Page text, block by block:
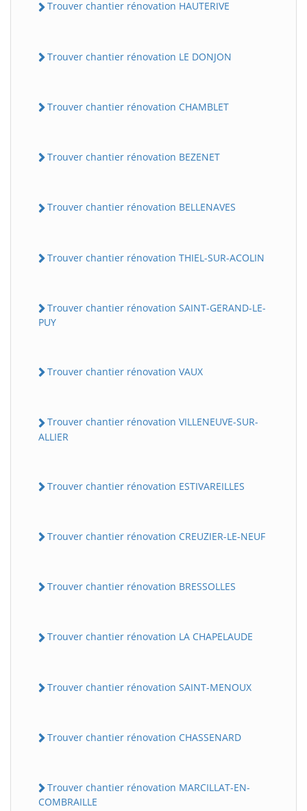
Trouver chantier rénovation HAUTERIVE
Trouver chantier rénovation LE DONJON
Trouver chantier rénovation CHAMBLET
Trouver chantier rénovation BEZENET
Trouver chantier rénovation BELLENAVES
Trouver chantier rénovation THIEL-SUR-ACOLIN
Trouver chantier rénovation SAINT-GERAND-LE-
PUY
Trouver chantier rénovation VAUX
Trouver chantier rénovation VILLENEUVE-SUR-
ALLIER
Trouver chantier rénovation ESTIVAREILLES
Trouver chantier rénovation CREUZIER-LE-NEUF
Trouver chantier rénovation BRESSOLLES
Trouver chantier rénovation LA CHAPELAUDE
Trouver chantier rénovation SAINT-MENOUX
Trouver chantier rénovation CHASSENARD
Trouver chantier rénovation MARCILLAT-EN-
COMBRAILLE